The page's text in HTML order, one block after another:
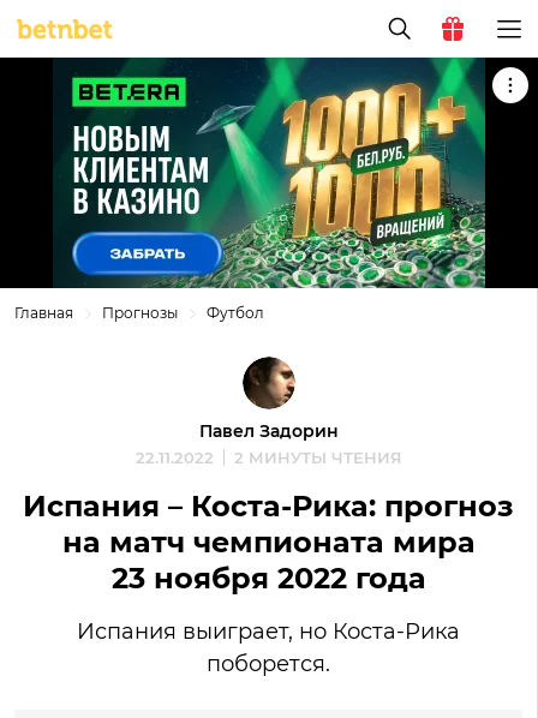
Главная Прогнозы Футбол
Павел Задорин
22.11.2022 2 МИНУТЫ ЧТЕНИЯ
Испания – Коста-Рика: прогноз
на матч чемпионата мира
23 ноября 2022 года
Испания выиграет, но Коста-Рика
поборется.